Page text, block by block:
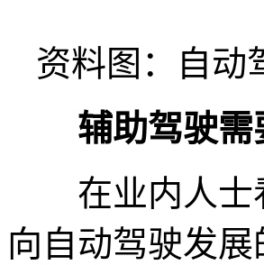
资料图：自动
辅助驾驶
在业内人士看
向自动驾驶发